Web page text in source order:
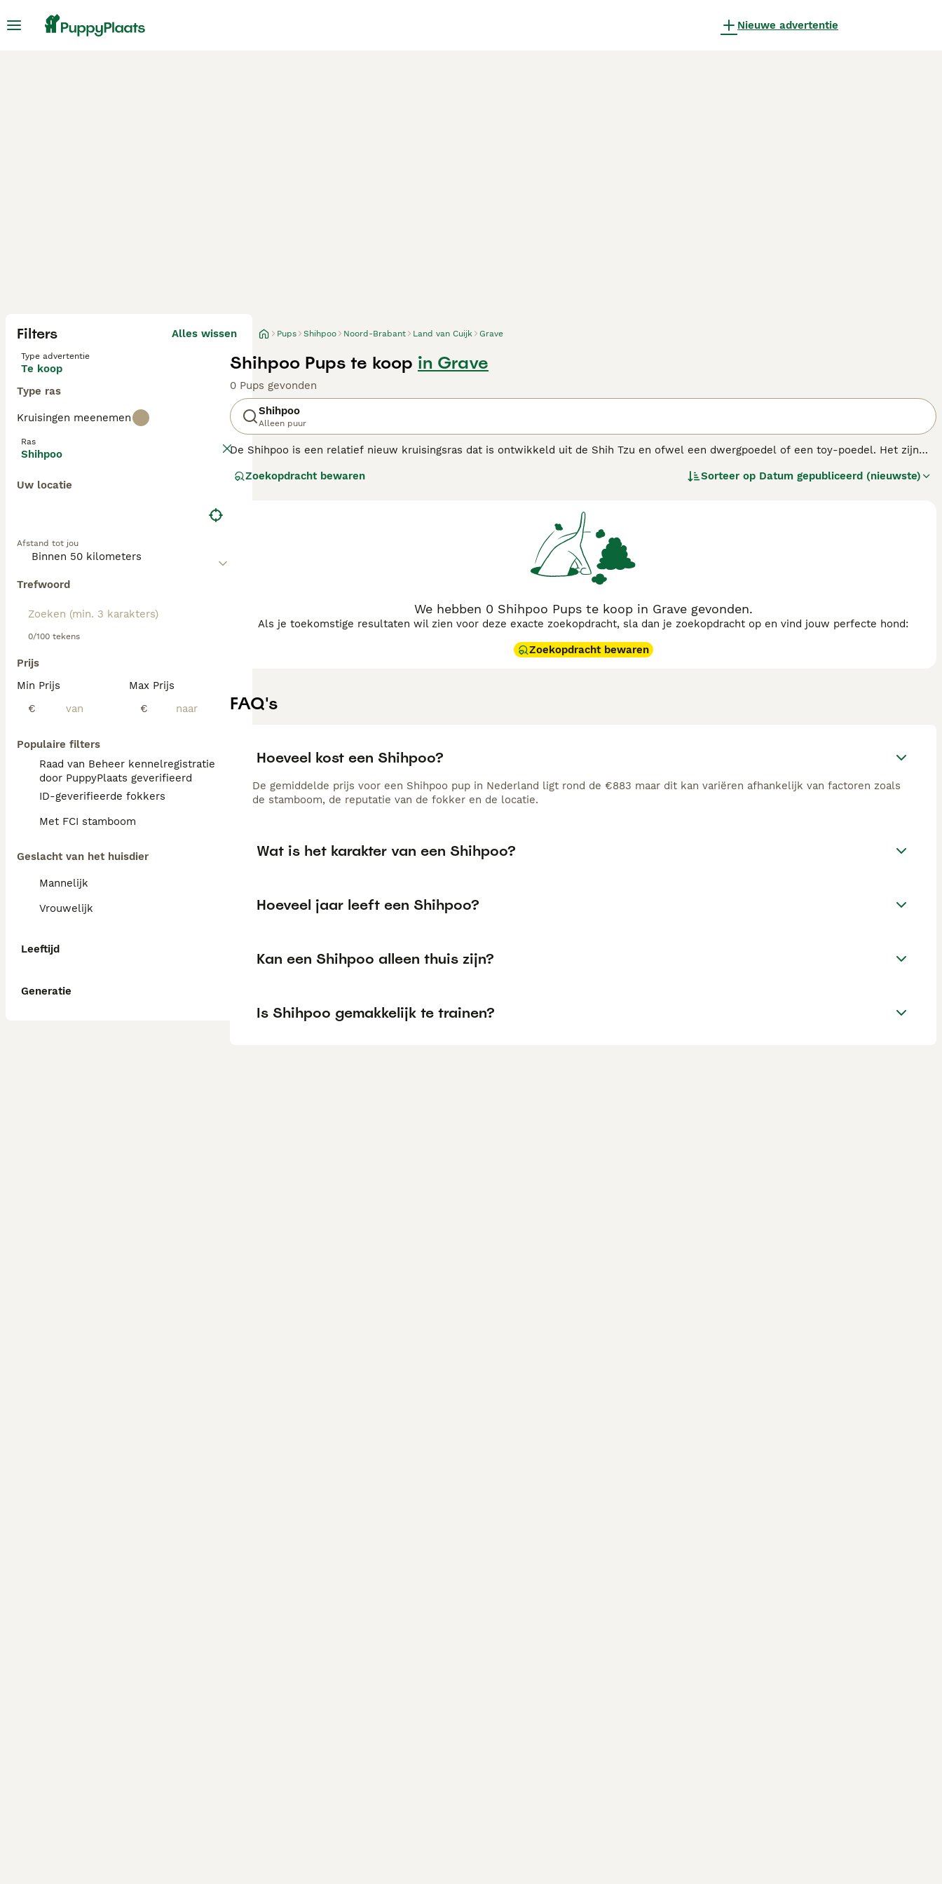
Nieuwe advertentie
Filters Alles wissen
Type advertentie
Te koop
Type ras
Kruisingen meenemen
Ras
Shihpoo
Uw locatie
Afstand tot jou
Trefwoord
0/100 tekens
Prijs
Min Prijs
€
Max Prijs
€
Populaire filters
Raad van Beheer kennelregistratie
door PuppyPlaats geverifieerd
ID-geverifieerde fokkers
Met FCI stamboom
Geslacht van het huisdier
Mannelijk
Vrouwelijk
Leeftijd
Generatie
Pups Shihpoo Noord-Brabant Land van Cuijk Grave
Shihpoo Pups te koop in Grave
0 Pups gevonden
Shihpoo
Alleen puur
De Shihpoo is een relatief nieuw kruisingsras dat is ontwikkeld uit de Shih Tzu en ofwel een dwergpoedel of een toy-poedel. Het zijn
afhankelijk van welk van de ouderrassen de pups zijn verwekt. Pups in hetzelfde nest kunnen er heel verschillend uit zien en een
Zoekopdracht bewaren Sorteer op Datum gepubliceerd (nieuwste)
We hebben 0 Shihpoo Pups te koop in Grave gevonden.
Als je toekomstige resultaten wil zien voor deze exacte zoekopdracht, sla dan je zoekopdracht op en vind jouw perfecte hond:
Zoekopdracht bewaren
FAQ's
Hoeveel kost een Shihpoo?
De gemiddelde prijs voor een Shihpoo pup in Nederland ligt rond de €883 maar dit kan variëren afhankelijk van factoren zoals
de stamboom, de reputatie van de fokker en de locatie.
Wat is het karakter van een Shihpoo?
Hoeveel jaar leeft een Shihpoo?
Kan een Shihpoo alleen thuis zijn?
Is Shihpoo gemakkelijk te trainen?